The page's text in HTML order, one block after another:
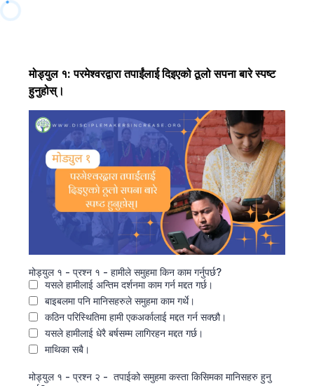
मोड्युल १: परमेश्‍वरद्वारा तपाईंलाई दिइएको ठूलो सपना बारे स्पष्‍ट
हुनुहोस्।
मोड्युल १ - प्रश्‍न १ - हामीले समुहमा किन काम गर्नुपर्छ?
यसले हामीलाई अन्तिम दर्शनमा काम गर्न मद्दत गर्छ।
बाइबलमा पनि मानिसहरुले समुहमा काम गर्थे।
कठिन परिस्थितिमा हामी एकअर्कालाई मद्दत गर्न सक्छौ।
यसले हामीलाई धेरै बर्षसम्म लागिरहन मद्दत गर्छ।
माथिका सबै।
मोड्युल १ - प्रश्‍न २ - तपाईको समुहमा कस्ता किसिमका मानिसहरु हुनु